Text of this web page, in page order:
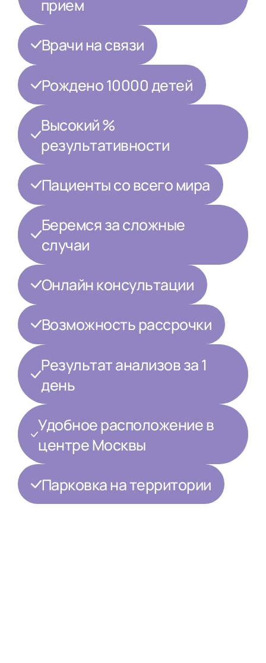
прием
Врачи на связи
Рождено 10000 детей
Высокий %
результативности
Пациенты со всего мира
Беремся за сложные
случаи
Онлайн консультации
Возможность рассрочки
Результат анализов за 1
день
Удобное расположение в
центре Москвы
Парковка на территории